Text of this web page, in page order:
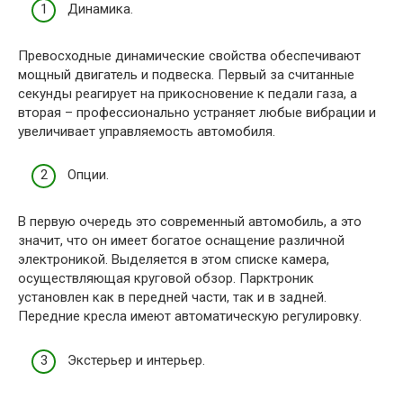
Динамика.
Превосходные динамические свойства обеспечивают
мощный двигатель и подвеска. Первый за считанные
секунды реагирует на прикосновение к педали газа, а
вторая – профессионально устраняет любые вибрации и
увеличивает управляемость автомобиля.
Опции.
В первую очередь это современный автомобиль, а это
значит, что он имеет богатое оснащение различной
электроникой. Выделяется в этом списке камера,
осуществляющая круговой обзор. Парктроник
установлен как в передней части, так и в задней.
Передние кресла имеют автоматическую регулировку.
Экстерьер и интерьер.